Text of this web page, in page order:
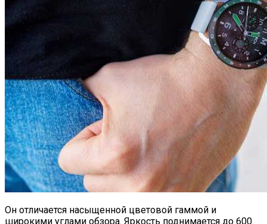
Он отличается насыщенной цветовой гаммой и
широкими углами обзора. Яркость поднимается до 600